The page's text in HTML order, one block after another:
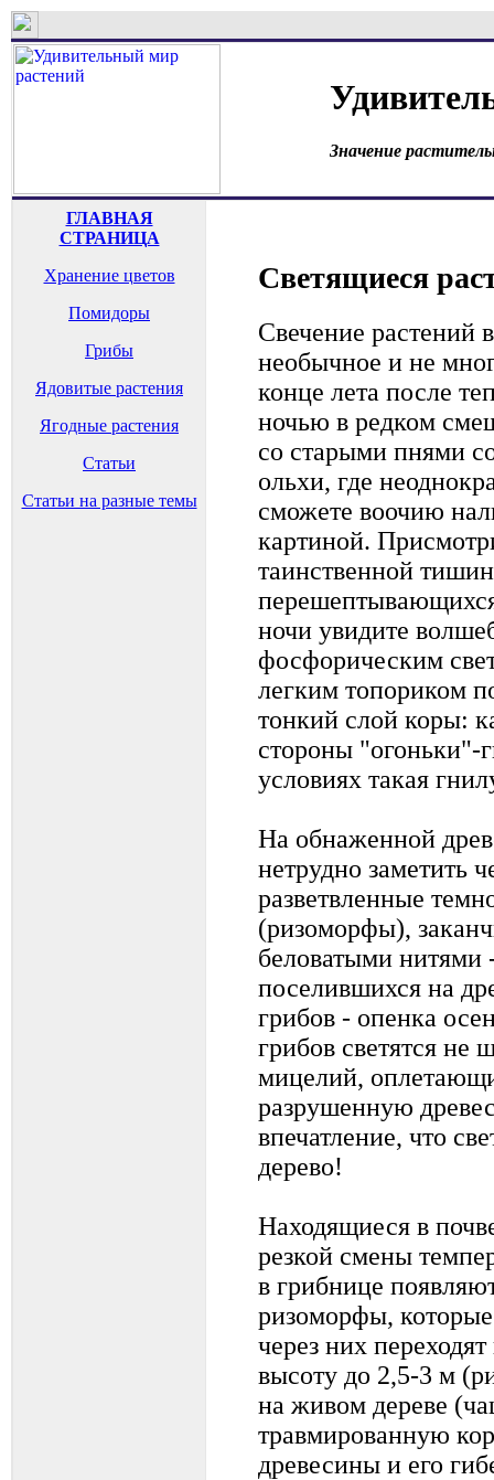
Значение
ГЛАВНАЯ
СТРАНИЦА
Хранение цветов
Помидоры
Грибы
Ядовитые растения
Ягодные растения
Статьи
Статьи на разные темы
Светящиеся
Свечение растений
необычное и не
конце лета после
ночью в редком
со старыми пнями
ольхи, где
сможете воочию
картиной.
таинственной
ночи увидите
фосфорическим
легким топориком
тонкий слой коры:
стороны
условиях такая
На обнаженной
нетрудно заметить
разветвленные
(ризоморфы),
беловатыми
поселившихся на
грибов - опенка
грибов светятся не
мицелий,
разрушенную
впечатление, что
дерево!
Находящиеся в
резкой смены
в грибнице
ризоморфы,
через них
высоту до 2,5-3 м
на живом дереве
травмированную
древесины и его